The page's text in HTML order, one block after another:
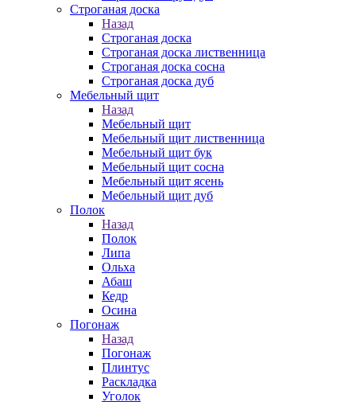
Строганая доска
Назад
Строганая доска
Строганая доска лиственница
Строганая доска сосна
Строганая доска дуб
Мебельный щит
Назад
Мебельный щит
Мебельный щит лиственница
Мебельный щит бук
Мебельный щит сосна
Мебельный щит ясень
Мебельный щит дуб
Полок
Назад
Полок
Липа
Ольха
Абаш
Кедр
Осина
Погонаж
Назад
Погонаж
Плинтус
Раскладка
Уголок